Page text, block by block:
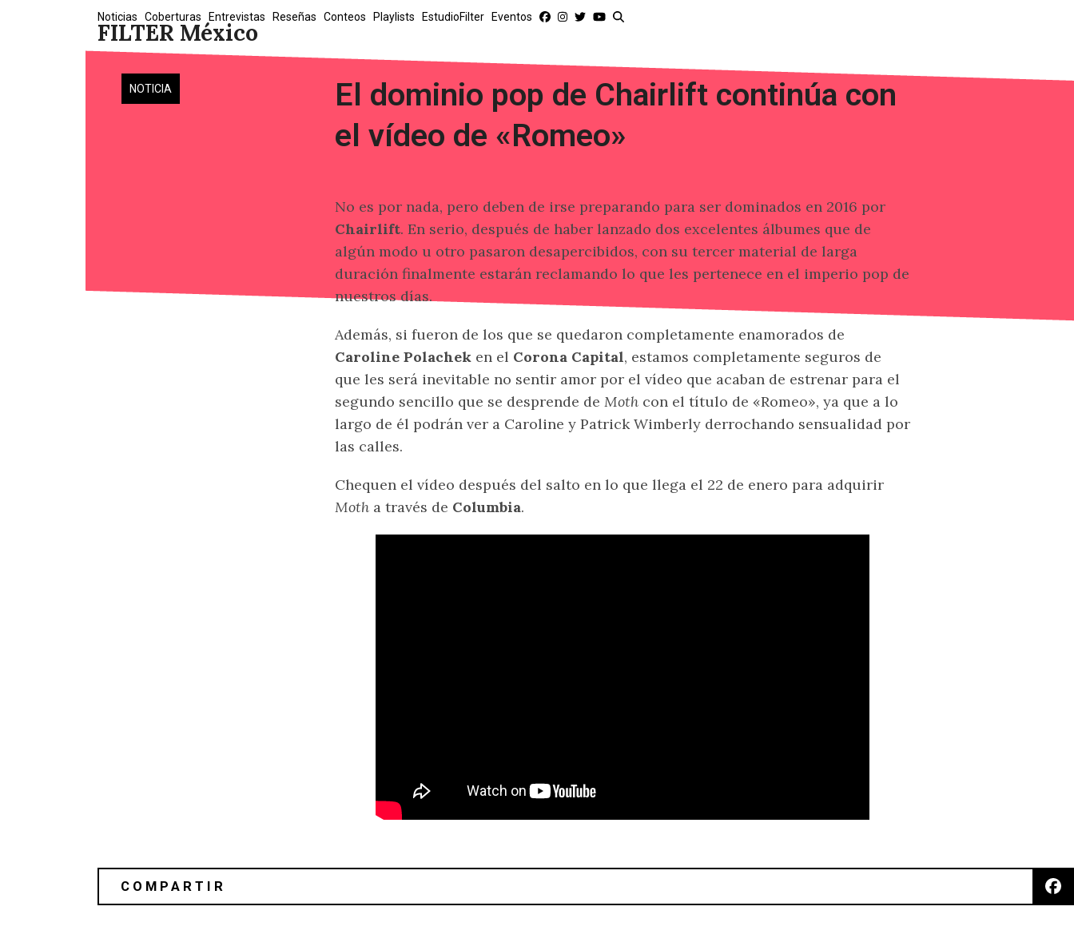
FILTER México
Noticias Coberturas Entrevistas Reseñas Conteos Playlists EstudioFilter Eventos
NOTICIA
El dominio pop de Chairlift continúa con
el vídeo de «Romeo»
No es por nada, pero deben de irse preparando para ser dominados en 2016 por
Chairlift. En serio, después de haber lanzado dos excelentes álbumes que de
algún modo u otro pasaron desapercibidos, con su tercer material de larga
duración finalmente estarán reclamando lo que les pertenece en el imperio pop de
nuestros días.
Además, si fueron de los que se quedaron completamente enamorados de
Caroline Polachek en el Corona Capital, estamos completamente seguros de
que les será inevitable no sentir amor por el vídeo que acaban de estrenar para el
segundo sencillo que se desprende de Moth con el título de «Romeo», ya que a lo
largo de él podrán ver a Caroline y Patrick Wimberly derrochando sensualidad por
las calles.
Chequen el vídeo después del salto en lo que llega el 22 de enero para adquirir
Moth a través de Columbia.